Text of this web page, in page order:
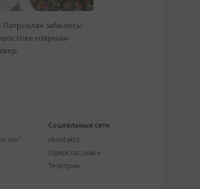
забилось:
открыли
Социальные сети
vkontakte
Одноклассники
Телеграм